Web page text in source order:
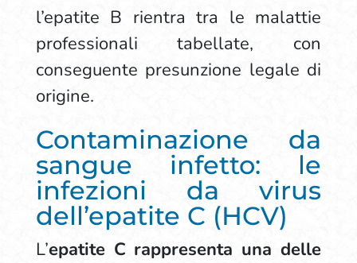
l’epatite B rientra tra le malattie
professionali tabellate, con
conseguente presunzione legale di
origine.
Contaminazione da
sangue infetto: le
infezioni da virus
dell’epatite C (HCV)
L’epatite C rappresenta una delle